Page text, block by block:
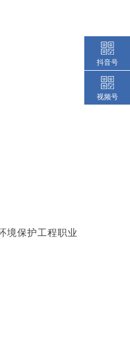
境保护工程职业
抖音号
视频号